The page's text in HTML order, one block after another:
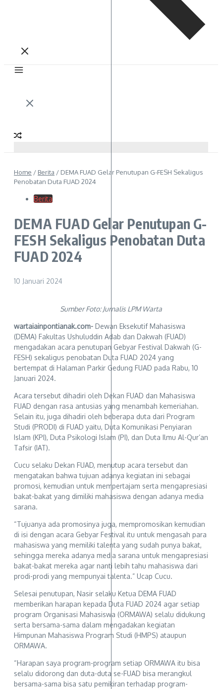
Home / Berita / DEMA FUAD Gelar Penutupan G-FESH Sekaligus
Penobatan Duta FUAD 2024
Berita
DEMA FUAD Gelar Penutupan G-
FESH Sekaligus Penobatan Duta
FUAD 2024
10 Januari 2024
Sumber Foto: Jurnalis LPM Warta
wartaiainpontianak.com- Dewan Eksekutif Mahasiswa
(DEMA) Fakultas Ushuluddin Adab dan Dakwah (FUAD)
mengadakan acara penutupan Gebyar Festival Dakwah (G-
FESH) sekaligus penobatan Duta FUAD 2024 yang
bertempat di Halaman Parkir Gedung FUAD pada Rabu, 10
Januari 2024.
Acara tersebut dihadiri oleh Dekan FUAD dan Mahasiswa
FUAD dengan rasa antusias yang menambah kemeriahan.
Selain itu, juga dihadiri oleh beberapa duta dari Program
Studi (PRODI) di FUAD yaitu, Duta Komunikasi Penyiaran
Islam (KPI), Duta Psikologi Islam (PI), dan Duta Ilmu Al-Qur’an
Tafsir (IAT).
Cucu selaku Dekan FUAD, menutup acara tersebut dan
mengatakan bahwa tujuan adanya kegiatan ini sebagai
promosi, kemudian untuk mempertajam serta mengapresiasi
bakat-bakat yang dimiliki mahasiswa dengan adanya media
sarana.
“Tujuanya ada promosinya juga, mempromosikan kemudian
di isi dengan acara Gebyar Festival itu untuk mengasah para
mahasiswa yang memiliki talenta yang sudah punya bakat,
sehingga mereka adanya media sarana untuk mengapresiasi
bakat-bakat mereka agar nanti lebih tahu mahasiswa dari
prodi-prodi yang mempunyai talenta.” Ucap Cucu.
Selesai penutupan, Nasir selaku Ketua DEMA FUAD
memberikan harapan kepada Duta FUAD 2024 agar setiap
program Organisasi Mahasiswa (ORMAWA) selalu didukung
serta bersama-sama dalam mengadakan kegiatan
Himpunan Mahasiswa Program Studi (HMPS) ataupun
ORMAWA.
“Harapan saya program-program setiap ORMAWA itu bisa
selalu didorong dan duta-duta se-FUAD bisa merangkul
bersama-sama bisa satu pemikiran terhadap program-